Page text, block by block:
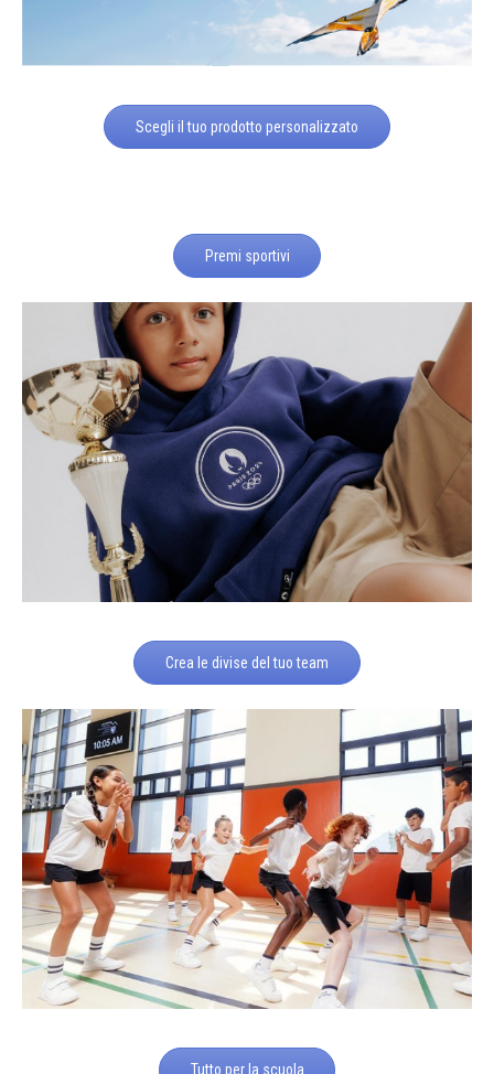
Scegli il tuo prodotto personalizzato
Premi sportivi
Crea le divise del tuo team
Tutto per la scuola